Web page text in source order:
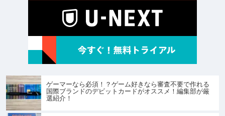
ゲーマーなら必須！？ゲーム好きなら審査不要で作れる
国際ブランドのデビットカードがオススメ！編集部が厳
選紹介！